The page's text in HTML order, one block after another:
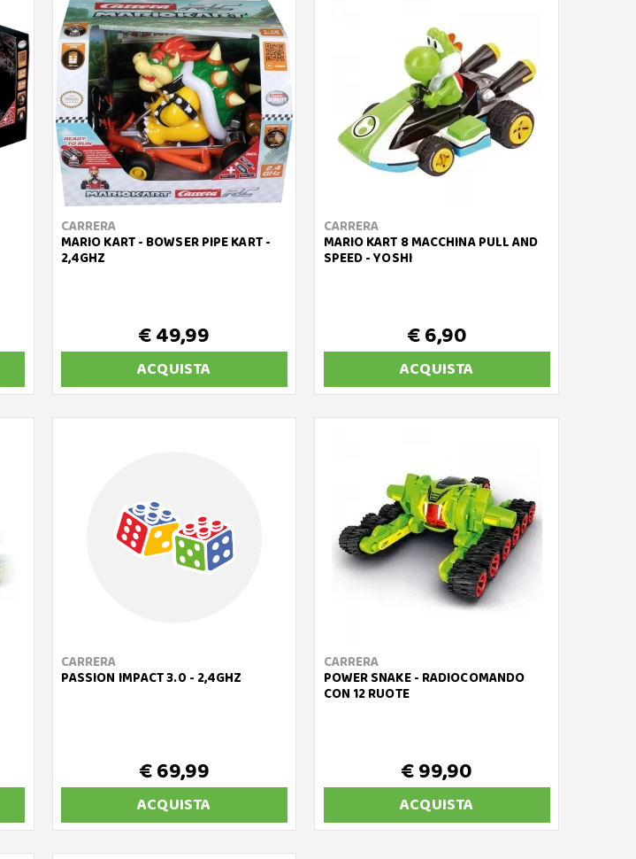
CARRERA
MARIO KART - BOWSER PIPE KART -
2,4GHZ
€ 49,99
ACQUISTA
CARRERA
MARIO KART 8 MACCHINA PULL AND
SPEED - YOSHI
€ 6,90
ACQUISTA
CARRERA
PASSION IMPACT 3.0 - 2,4GHZ
€ 69,99
ACQUISTA
CARRERA
POWER SNAKE - RADIOCOMANDO
CON 12 RUOTE
€ 99,90
ACQUISTA